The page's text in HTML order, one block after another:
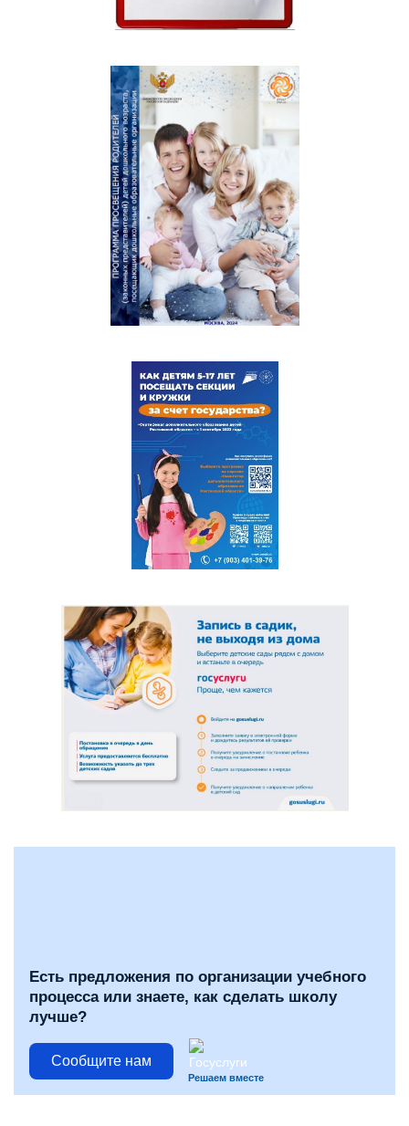
Есть предложения по организации учебного
процесса или знаете, как сделать школу
лучше?
Сообщите нам
Решаем вместе